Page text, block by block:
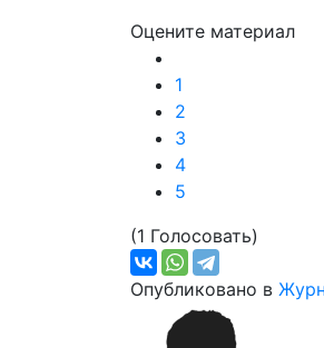
Оцените материал
1
2
3
4
5
(1 Голосовать)
Опубликовано в